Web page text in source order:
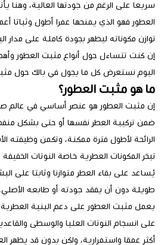
سريعا على الرغم من جودتها العالية، وهنا
العطور فهو الذي يمنحها عمرا أطول وثباتا
توازن مكوناته ليظهر بجودة كاملة على مدار
إن كنت تتساءل حول أنواع مثبت العطور
اليوم نستعرض كل ما يجول في بالك حول
ما هو مثبت العطور؟
إن مثبت العطور هو عنصر أساسي في عالم
ضمن تركيبة العطر نفسها أو حتى بشكل
الرائحة لأطول فترة ممكنة، وتكمن وظيفته
تبخر المكونات العطرية خاصة النوتات
يُساعد على بقاء العطر متوازنا وثابتا على
طويلة دون أن يفقد جودته أو طابعه الأصلي.
يعمل مثبت العطور على دعم البنية
على انسجام النوتات العليا والوسطى
أكثر عمقا واستمرارية، ولكن بدون قد يظهر